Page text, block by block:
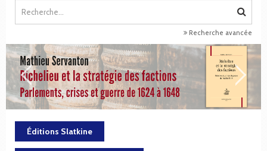
Recherche avancée
Éditions Slatkine